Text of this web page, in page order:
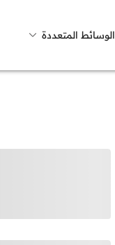
الوسائط المتعددة